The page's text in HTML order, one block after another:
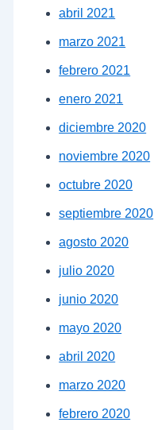
abril 2021
marzo 2021
febrero 2021
enero 2021
diciembre 2020
noviembre 2020
octubre 2020
septiembre 2020
agosto 2020
julio 2020
junio 2020
mayo 2020
abril 2020
marzo 2020
febrero 2020